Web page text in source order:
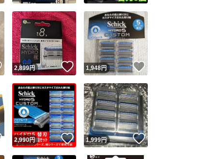
ユーザーの実績について
Yahoo!フリマが定めた一定の基準を満たしたユーザーにバッジ
安心取引出品者
安心取引出品者 Yahoo!フリマの基準をクリアした安心・安
取引実績
この商品の情報をコピーします
商品画像の無断転載は禁止されています
いいね！
2,899円 いいね！
1,948円 いいね！
いいね！
2,990円 いいね！
1,999円 いいね！